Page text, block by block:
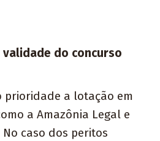
do concurso
prioridade a lotação em
a Amazônia Legal e
caso dos peritos